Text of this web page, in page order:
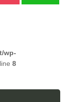
wp-
8